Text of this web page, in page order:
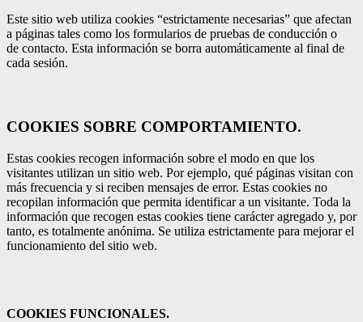
Este sitio web utiliza cookies “estrictamente necesarias” que afectan
a páginas tales como los formularios de pruebas de conducción o
de contacto. Esta información se borra automáticamente al final de
cada sesión.
COOKIES SOBRE COMPORTAMIENTO.
Estas cookies recogen información sobre el modo en que los
visitantes utilizan un sitio web. Por ejemplo, qué páginas visitan con
más frecuencia y si reciben mensajes de error. Estas cookies no
recopilan información que permita identificar a un visitante. Toda la
información que recogen estas cookies tiene carácter agregado y, por
tanto, es totalmente anónima. Se utiliza estrictamente para mejorar el
funcionamiento del sitio web.
COOKIES FUNCIONALES.